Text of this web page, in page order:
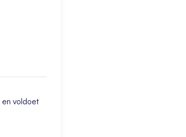
en voldoet